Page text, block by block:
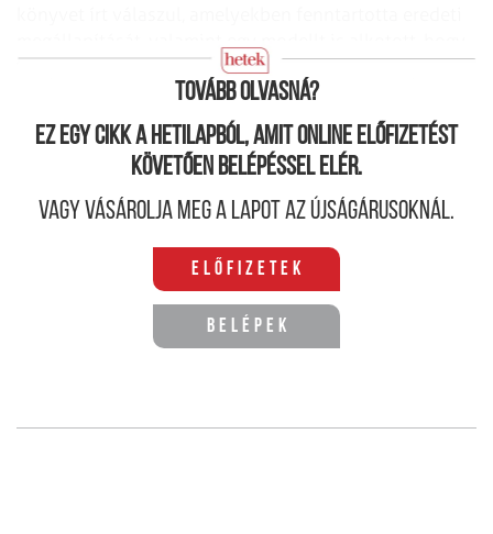
hogyan jönnek létre a gondolatok az emberi agyban.
Tovább olvasná?
Ez egy cikk a hetilapból, amit online előfizetést
követően belépéssel elér.
Vagy vásárolja meg a lapot az újságárusoknál.
Előfizetek
Belépek